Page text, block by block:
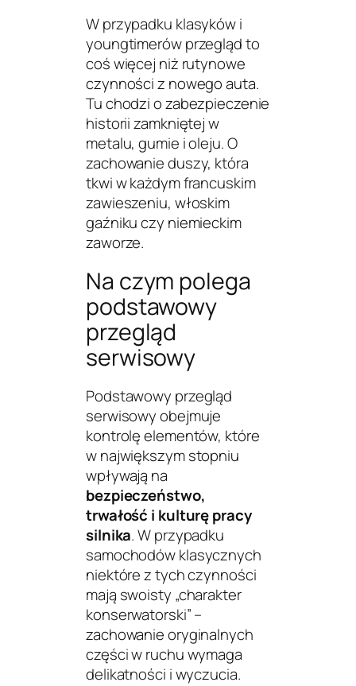
W przypadku klasyków i
youngtimerów przegląd to
coś więcej niż rutynowe
czynności z nowego auta.
Tu chodzi o zabezpieczenie
historii zamkniętej w
metalu, gumie i oleju. O
zachowanie duszy, która
tkwi w każdym francuskim
zawieszeniu, włoskim
gaźniku czy niemieckim
zaworze.
Na czym polega
podstawowy
przegląd
serwisowy
Podstawowy przegląd
serwisowy obejmuje
kontrolę elementów, które
w największym stopniu
wpływają na
bezpieczeństwo,
trwałość i kulturę pracy
silnika. W przypadku
samochodów klasycznych
niektóre z tych czynności
mają swoisty „charakter
konserwatorski” –
zachowanie oryginalnych
części w ruchu wymaga
delikatności i wyczucia.